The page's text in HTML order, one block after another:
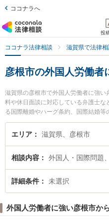
ココナラへ
投
ココナラ法律相談 滋賀県で法律
彦根市の外国人労働者
滋賀県の彦根市で外国人労働者に強
料や休日面談に対応している弁護士
る国際離婚やハーグ条約、国際結婚
利です。特に生駒法律事務所の矢田
護士、石田法律事務所の石田 拓也弁
みなどが注目されています。『彦根
績豊富な近くの弁護士を検索したい
談できる彦根市内の弁護士に相談予
すすめです。
エリア 滋賀県、彦根市
相談内容 外国人・国際問題
詳細条件 未選択
外国人労働者に強い彦根市か